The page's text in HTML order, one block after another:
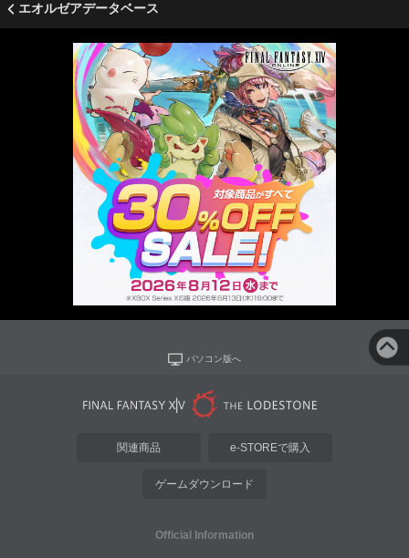
エオルゼアデータベース
パソコン版へ
関連商品 e-STOREで購入
ゲームダウンロード
Official Information